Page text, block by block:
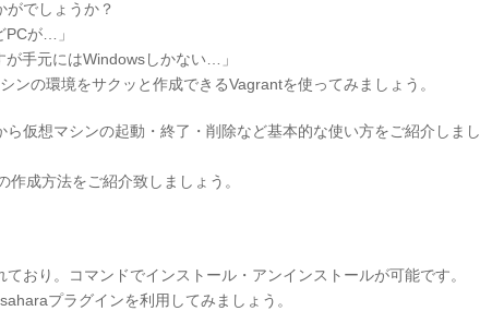
がでしょうか？
PCが…」
が手元にはWindowsしかない…」
ンの環境をサクッと作成できるVagrantを使ってみましょう。
ら仮想マシンの起動・終了・削除など基本的な使い方をご紹介しまし
成方法をご紹介致しましょう。
おり。コマンドでインストール・アンインストールが可能です。
プラグインを利用してみましょう。